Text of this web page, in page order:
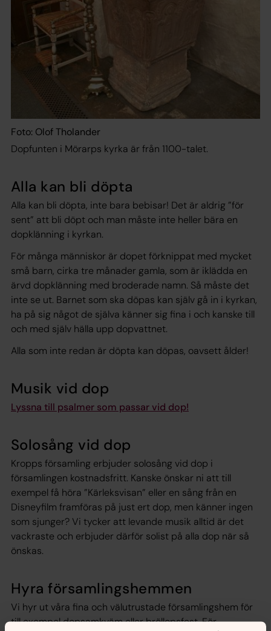
Foto: Olof Tholander
Dopfunten i Mörarps kyrka är från 1100-talet.
Alla kan bli döpta
Alla kan bli döpta, inte bara bebisar! Det är aldrig ”för
sent” att bli döpt och man måste inte heller bära en
dopklänning i kyrkan.
För många människor är dopet förknippat med mycket
små barn, cirka tre månader gamla, som är iklädda en
ärvd dopklänning med broderade namn. Så måste det
inte se ut. Barnet som ska döpas kan själv gå in i kyrkan,
ha på sig något de själva känner sig fina i och kanske till
och med själv hälla upp dopvattnet.
Alla som inte redan är döpta kan döpas, oavsett ålder!
Musik vid dop
Lyssna till psalmer som passar vid dop!
Solosång vid dop
Kropps församling erbjuder solosång vid dop i
församlingen kostnadsfritt. Kanske önskar ni att till
exempel få höra ”Kärleksvisan” eller en sång från en
Disneyfilm framföras på just ert dop, men känner ingen
som sjunger? Vi tycker att levande musik alltid är det
vackraste och erbjuder därför solist på alla dop när så
önskas.
Hyra församlingshemmen
Vi hyr ut våra fina och välutrustade församlingshem för
till exempel dopsamkväm eller bröllopsfest. För